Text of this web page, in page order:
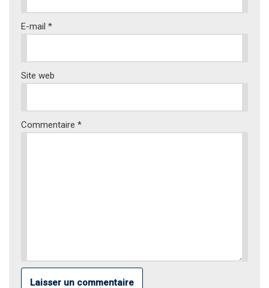
E-mail *
Site web
Commentaire *